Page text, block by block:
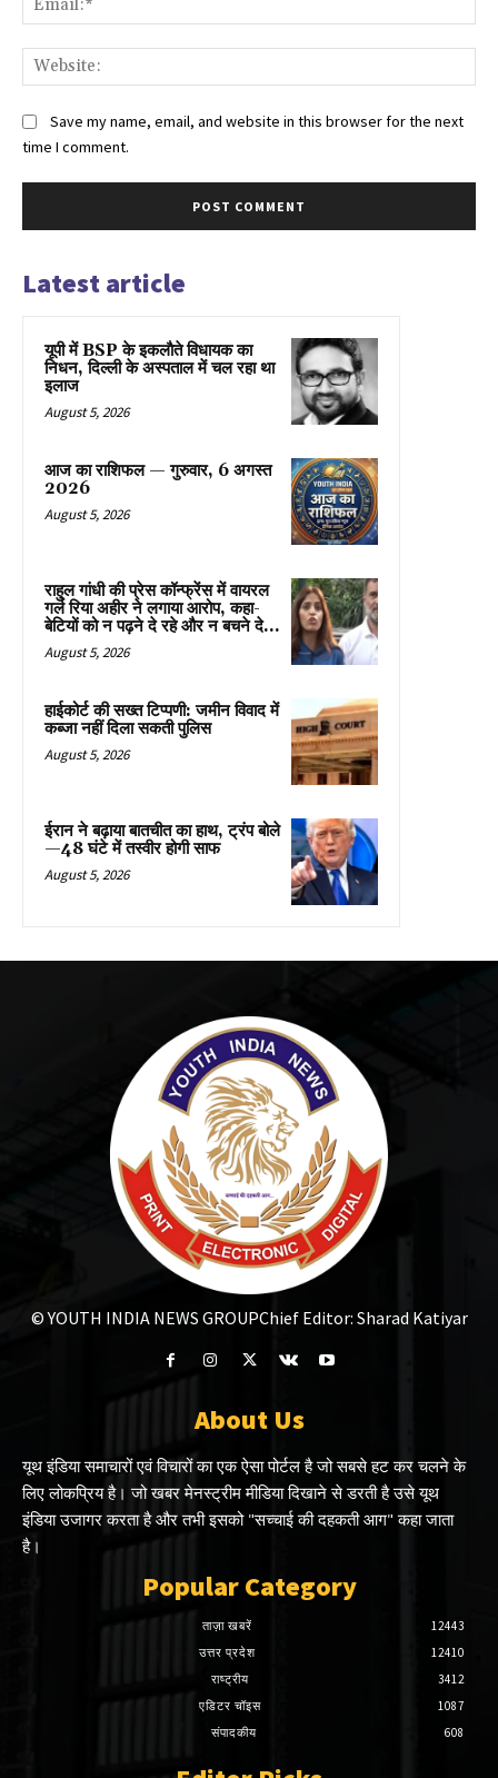
Save my name, email, and website in this browser for the next
time I comment.
Latest article
यूपी में BSP के इकलाैते विधायक का
निधन, दिल्ली के अस्पताल में चल रहा था
इलाज
August 5, 2026
आज का राशिफल — गुरुवार, 6 अगस्त
2026
August 5, 2026
राहुल गांधी की प्रेस कॉन्फ्रेंस में वायरल
गर्ल रिया अहीर ने लगाया आरोप, कहा-
बेटियों को न पढ़ने दे रहे और न बचने दे...
August 5, 2026
हाईकोर्ट की सख्त टिप्पणी: जमीन विवाद में
कब्जा नहीं दिला सकती पुलिस
August 5, 2026
ईरान ने बढ़ाया बातचीत का हाथ, ट्रंप बोले
—48 घंटे में तस्वीर होगी साफ
August 5, 2026
© YOUTH INDIA NEWS GROUPChief Editor: Sharad Katiyar
About Us
यूथ इंडिया समाचारों एवं विचारों का एक ऐसा पोर्टल है जो सबसे हट कर चलने के
लिए लोकप्रिय है। जो खबर मेनस्ट्रीम मीडिया दिखाने से डरती है उसे यूथ
इंडिया उजागर करता है और तभी इसको "सच्चाई की दहकती आग" कहा जाता
है।
Popular Category
ताज़ा खबरें
12443
उत्तर प्रदेश
12410
राष्ट्रीय
3412
एडिटर चॉइस
1087
संपादकीय
608